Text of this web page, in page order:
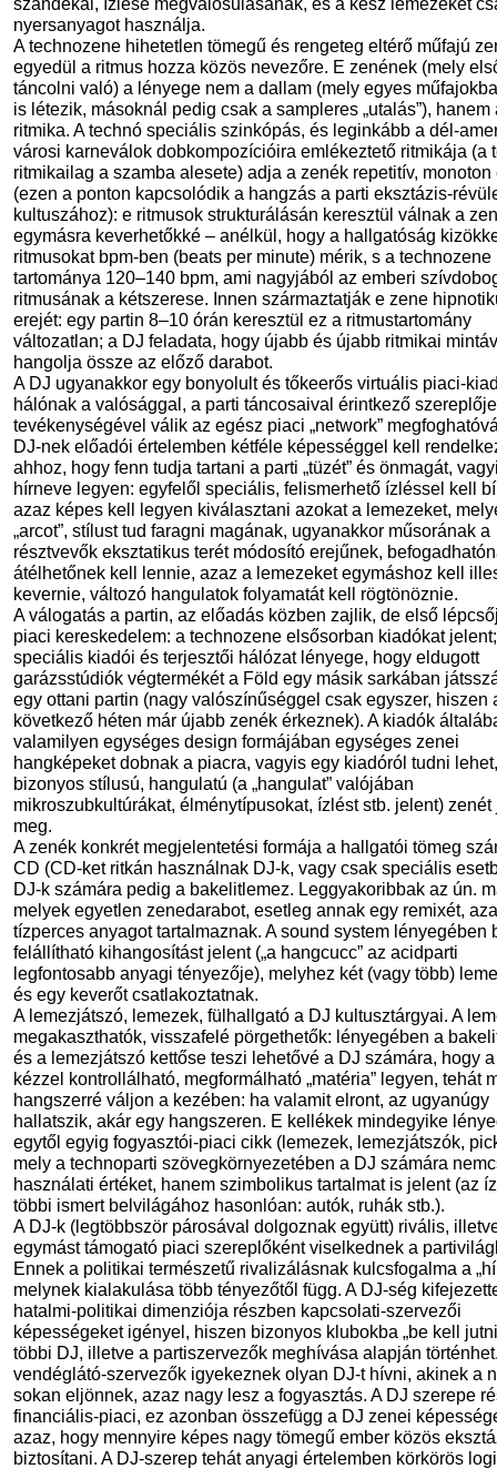
nyersanyagot használja.
A technozene hihetetlen tömegű és rengeteg eltérő műfajú
egyedül a ritmus hozza közös nevezőre. E zenének (mely
táncolni való) a lényege nem a dallam (mely egyes
is létezik, másoknál pedig csak a sampleres „utalás”), hanem
ritmika. A technó speciális szinkópás, és leginkább a dél-
városi karneválok dobkompozícióira emlékeztető ritmikája (a
ritmikailag a szamba alesete) adja a zenék repetitív, monoton
(ezen a ponton kapcsolódik a hangzás a parti eksztázis-
kultuszához): e ritmusok strukturálásán keresztül válnak a
egymásra keverhetőkké – anélkül, hogy a hallgatóság
ritmusokat bpm-ben (beats per minute) mérik, s a technozene
tartománya 120–140 bpm, ami nagyjából az emberi
ritmusának a kétszerese. Innen származtatják e zene
erejét: egy partin 8–10 órán keresztül ez a ritmustartomány
változatlan; a DJ feladata, hogy újabb és újabb ritmikai
hangolja össze az előző darabot.
A DJ ugyanakkor egy bonyolult és tőkeerős virtuális piaci-
hálónak a valósággal, a parti táncosaival érintkező
tevékenységével válik az egész piaci „network”
DJ-nek előadói értelemben kétféle képességgel kell
ahhoz, hogy fenn tudja tartani a parti „tüzét” és önmagát,
hírneve legyen: egyfelől speciális, felismerhető ízléssel kell
azaz képes kell legyen kiválasztani azokat a lemezeket,
„arcot”, stílust tud faragni magának, ugyanakkor műsorának a
résztvevők eksztatikus terét módosító erejűnek,
átélhetőnek kell lennie, azaz a lemezeket egymáshoz kell
kevernie, változó hangulatok folyamatát kell rögtönöznie.
A válogatás a partin, az előadás közben zajlik, de első
piaci kereskedelem: a technozene elsősorban kiadókat
speciális kiadói és terjesztői hálózat lényege, hogy eldugott
garázsstúdiók végtermékét a Föld egy másik sarkában
egy ottani partin (nagy valószínűséggel csak egyszer, hiszen
következő héten már újabb zenék érkeznek). A kiadók
valamilyen egységes design formájában egységes zenei
hangképeket dobnak a piacra, vagyis egy kiadóról tudni
bizonyos stílusú, hangulatú (a „hangulat” valójában
mikroszubkultúrákat, élménytípusokat, ízlést stb. jelent) zenét
meg.
A zenék konkrét megjelentetési formája a hallgatói tömeg
CD (CD-ket ritkán használnak DJ-k, vagy csak speciális
DJ-k számára pedig a bakelitlemez. Leggyakoribbak az ún.
melyek egyetlen zenedarabot, esetleg annak egy remixét,
tízperces anyagot tartalmaznak. A sound system lényegében
felállítható kihangosítást jelent („a hangcucc” az acidparti
legfontosabb anyagi tényezője), melyhez két (vagy több)
és egy keverőt csatlakoztatnak.
A lemezjátszó, lemezek, fülhallgató a DJ kultusztárgyai. A
megakaszthatók, visszafelé pörgethetők: lényegében a
és a lemezjátszó kettőse teszi lehetővé a DJ számára, hogy
kézzel kontrollálható, megformálható „matéria” legyen, tehát
hangszerré váljon a kezében: ha valamit elront, az ugyanúgy
hallatszik, akár egy hangszeren. E kellékek mindegyike
egytől egyig fogyasztói-piaci cikk (lemezek, lemezjátszók,
mely a technoparti szövegkörnyezetében a DJ számára
használati értéket, hanem szimbolikus tartalmat is jelent (az
többi ismert belvilágához hasonlóan: autók, ruhák stb.).
A DJ-k (legtöbbször párosával dolgoznak együtt) rivális,
egymást támogató piaci szereplőként viselkednek a
Ennek a politikai természetű rivalizálásnak kulcsfogalma a
melynek kialakulása több tényezőtől függ. A DJ-ség
hatalmi-politikai dimenziója részben kapcsolati-szervezői
képességeket igényel, hiszen bizonyos klubokba „be kell
többi DJ, illetve a partiszervezők meghívása alapján
vendéglátó-szervezők igyekeznek olyan DJ-t hívni, akinek a
sokan eljönnek, azaz nagy lesz a fogyasztás. A DJ szerepe
financiális-piaci, ez azonban összefügg a DJ zenei
azaz, hogy mennyire képes nagy tömegű ember közös
biztosítani. A DJ-szerep tehát anyagi értelemben körkörös